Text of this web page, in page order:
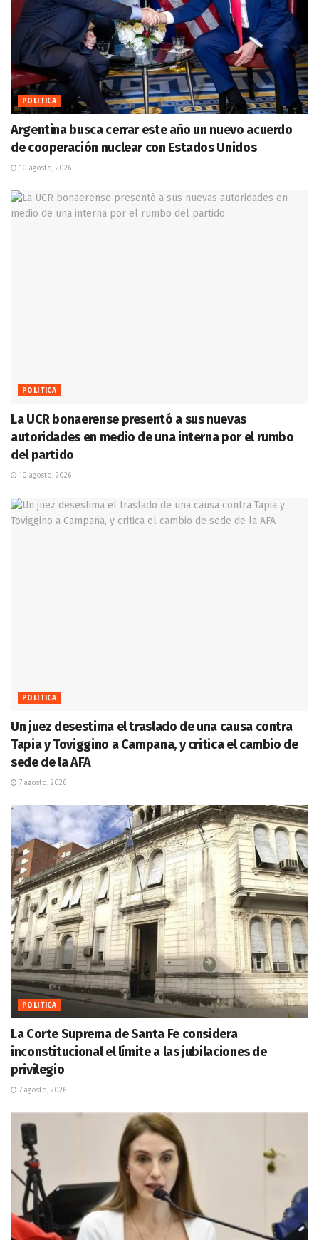
POLITICA
Argentina busca cerrar este año un nuevo acuerdo
de cooperación nuclear con Estados Unidos
10 agosto, 2026
POLITICA
La UCR bonaerense presentó a sus nuevas
autoridades en medio de una interna por el rumbo
del partido
10 agosto, 2026
POLITICA
Un juez desestima el traslado de una causa contra
Tapia y Toviggino a Campana, y critica el cambio de
sede de la AFA
7 agosto, 2026
POLITICA
La Corte Suprema de Santa Fe considera
inconstitucional el límite a las jubilaciones de
privilegio
7 agosto, 2026